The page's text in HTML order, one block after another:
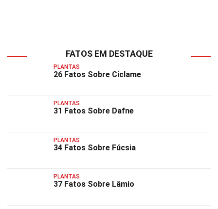
FATOS EM DESTAQUE
PLANTAS
26 Fatos Sobre Ciclame
PLANTAS
31 Fatos Sobre Dafne
PLANTAS
34 Fatos Sobre Fúcsia
PLANTAS
37 Fatos Sobre Lâmio